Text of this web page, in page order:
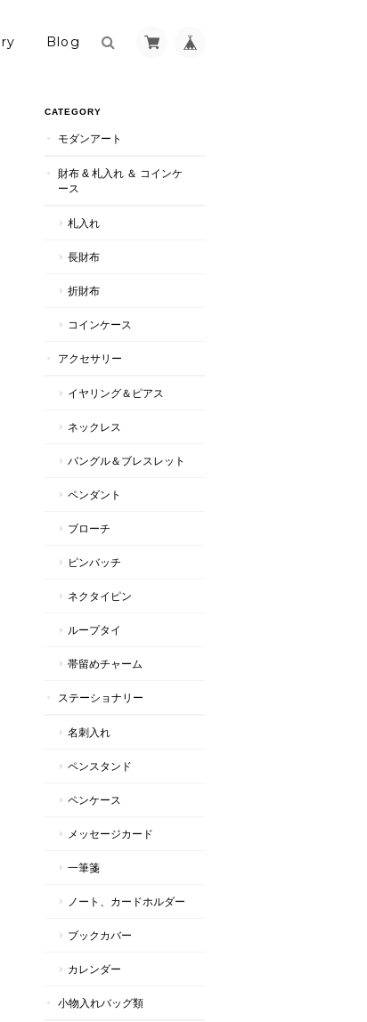
Blog
CATEGORY
モダンアート
財布 & 札入れ ＆ コインケ
ース
札入れ
長財布
折財布
コインケース
アクセサリー
イヤリング＆ピアス
ネックレス
バングル＆ブレスレット
ペンダント
ブローチ
ピンバッチ
ネクタイピン
ループタイ
帯留めチャーム
ステーショナリー
名刺入れ
ペンスタンド
ペンケース
メッセージカード
一筆箋
ノート、カードホルダー
ブックカバー
カレンダー
小物入れバッグ類